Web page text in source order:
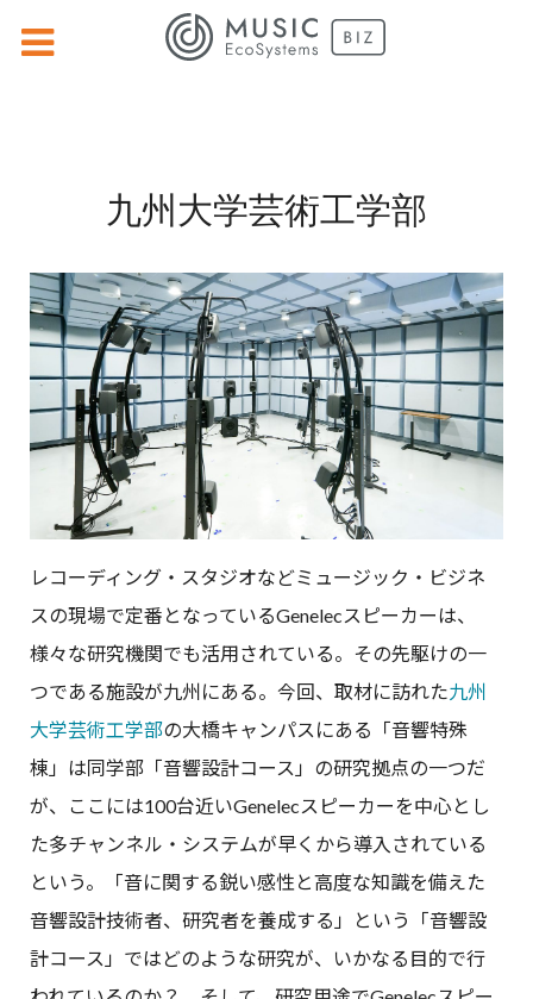
九州大学芸術工学部
レコーディング・スタジオなどミュージック・ビジネ
スの現場で定番となっているGenelecスピーカーは、
様々な研究機関でも活用されている。その先駆けの一
つである施設が九州にある。今回、取材に訪れた九州
大学芸術工学部の大橋キャンパスにある「音響特殊
棟」は同学部「音響設計コース」の研究拠点の一つだ
が、ここには100台近いGenelecスピーカーを中心とし
た多チャンネル・システムが早くから導入されている
という。「音に関する鋭い感性と高度な知識を備えた
音響設計技術者、研究者を養成する」という「音響設
計コース」ではどのような研究が、いかなる目的で行